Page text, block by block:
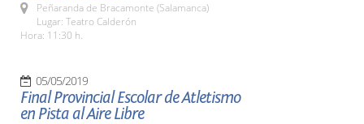
Peñaranda de Bracamonte (Salamanca)
Lugar: Teatro Calderón
Hora: 11:30 h.
05/05/2019
Final Provincial Escolar de Atletismo
en Pista al Aire Libre